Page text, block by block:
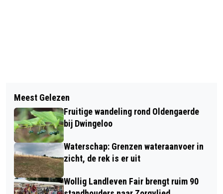
VOGELZANGSERF EN HILLIGJESHOF
NIEUWE STRAATNAMEN IN LINDE EN
RUINERWOLD
BELEEF KUNST VAN DICHTBIJ
TIJDENS KUNSTWARK IN ’T PARK
Meest Gelezen
Fruitige wandeling rond Oldengaerde
bij Dwingeloo
Waterschap: Grenzen wateraanvoer in
zicht, de rek is er uit
Wollig Landleven Fair brengt ruim 90